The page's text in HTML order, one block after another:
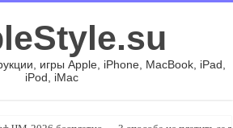
игры Apple, iPhone, MacBook, iPad,
iPod, iMac